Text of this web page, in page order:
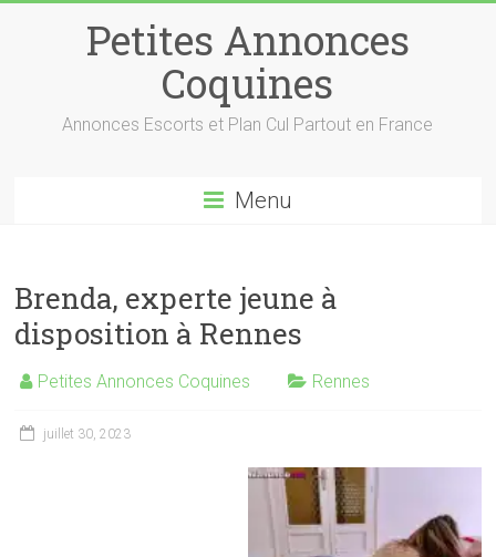
Petites Annonces
Coquines
Annonces Escorts et Plan Cul Partout en France
Menu
Brenda, experte jeune à
disposition à Rennes
Petites Annonces Coquines Rennes
juillet 30, 2023